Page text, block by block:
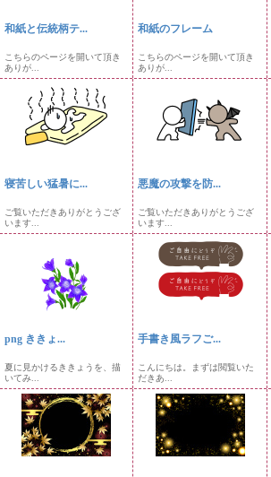
和紙と伝統柄テ...
こちらのページを開いて頂き
ありが...
和紙のフレーム
こちらのページを開いて頂き
ありが...
寝苦しい猛暑に...
ご覧いただきありがとうござ
います...
悪魔の攻撃を防...
ご覧いただきありがとうござ
います...
png ききょ...
夏に見かけるききょうを、描
いてみ...
手書き風ラフご...
こんにちは。まずは閲覧いた
だきあ...